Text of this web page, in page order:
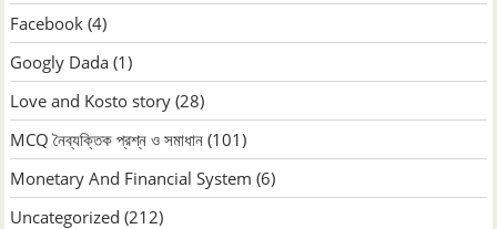
Facebook (4)
Googly Dada (1)
Love and Kosto story (28)
MCQ নৈব্যক্তিক প্রশ্ন ও সমাধান (101)
Monetary And Financial System (6)
Uncategorized (212)